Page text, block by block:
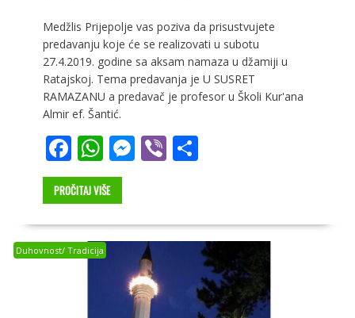
Medžlis Prijepolje vas poziva da prisustvujete
predavanju koje će se realizovati u subotu
27.4.2019. godine sa aksam namaza u džamiji u
Ratajskoj. Tema predavanja je U SUSRET
RAMAZANU a predavač je profesor u Školi Kur'ana
Almir ef. Šantić.
F
ac
e
b
o
W
h
at
s
A
M
e
e
n
g
er
Vi
b
S
e
PROČITAJ VIŠE
Duhovnost/ Tradicija